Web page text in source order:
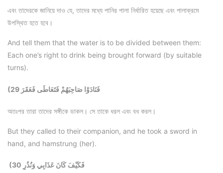
এবং তাদেরকে জানিয়ে দাও যে, তাদের মধ্যে পানির পালা নির্ধারিত হয়েছে এবং পালাক্রমে
উপস্থিত হতে হবে।
And tell them that the water is to be divided between them:
Each one’s right to drink being brought forward (by suitable
turns).
(29 فَنَادَوْا صَاحِبَهُمْ فَتَعَاطَى فَعَقَرَ
অতঃপর তারা তাদের সঙ্গীকে ডাকল। সে তাকে ধরল এবং বধ করল।
But they called to their companion, and he took a sword in
hand, and hamstrung (her).
(30 فَكَيْفَ كَانَ عَذَابِي وَنُذُرِ